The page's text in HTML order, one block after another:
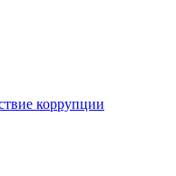
коррупции